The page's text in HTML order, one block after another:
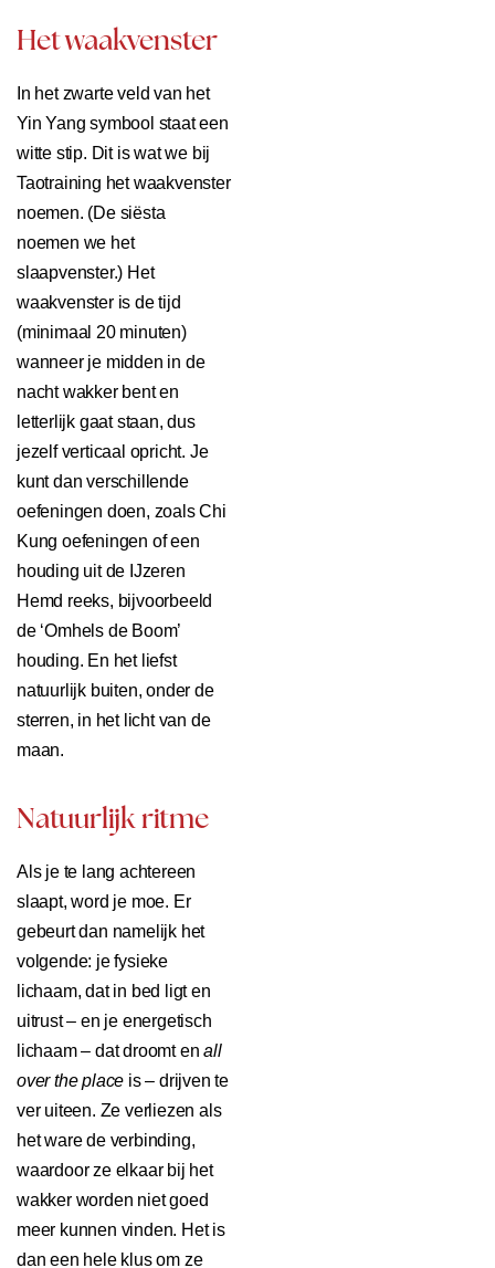
Het waakvenster
In het zwarte veld van het
Yin Yang symbool staat een
witte stip. Dit is wat we bij
Taotraining het waakvenster
noemen. (De siësta
noemen we het
slaapvenster.) Het
waakvenster is de tijd
(minimaal 20 minuten)
wanneer je midden in de
nacht wakker bent en
letterlijk gaat staan, dus
jezelf verticaal opricht. Je
kunt dan verschillende
oefeningen doen, zoals Chi
Kung oefeningen of een
houding uit de IJzeren
Hemd reeks, bijvoorbeeld
de ‘Omhels de Boom’
houding. En het liefst
natuurlijk buiten, onder de
sterren, in het licht van de
maan.
Natuurlijk ritme
Als je te lang achtereen
slaapt, word je moe. Er
gebeurt dan namelijk het
volgende: je fysieke
lichaam, dat in bed ligt en
uitrust – en je energetisch
lichaam – dat droomt enall
over the place is – drijven te
ver uiteen. Ze verliezen als
het ware de verbinding,
waardoor ze elkaar bij het
wakker worden niet goed
meer kunnen vinden. Het is
dan een hele klus om ze